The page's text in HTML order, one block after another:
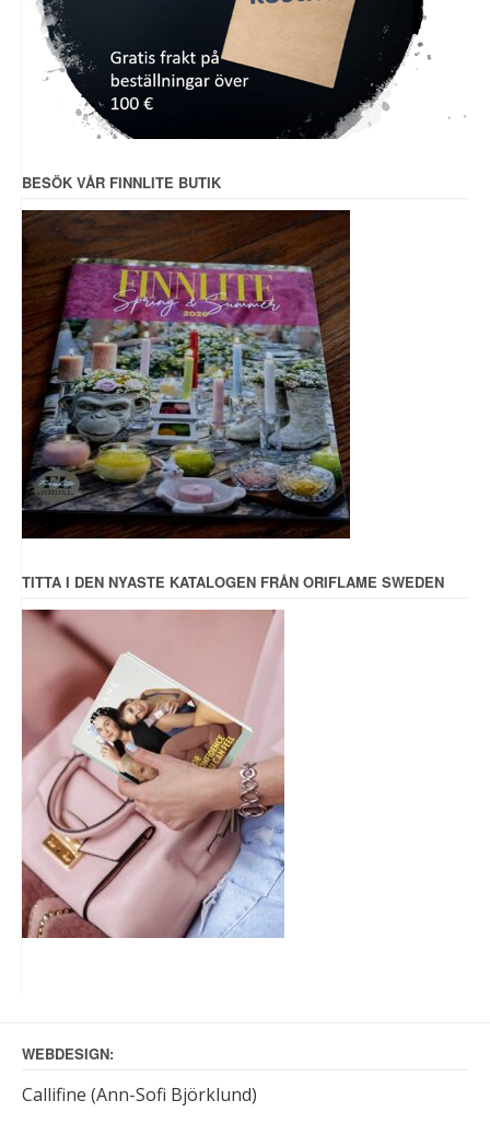
BESÖK VÅR FINNLITE BUTIK
TITTA I DEN NYASTE KATALOGEN FRÅN ORIFLAME SWEDEN
WEBDESIGN:
Callifine (Ann-Sofi Björklund)